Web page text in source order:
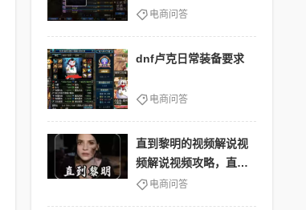
电商问答
dnf卢克日常装备要求
电商问答
直到黎明的视频解说视
频解说视频攻略，直到
黎明吧
电商问答